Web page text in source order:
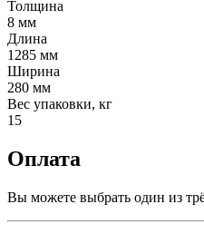
Толщина
8 мм
Длина
1285 мм
Ширина
280 мм
Вес упаковки, кг
15
Оплата
Вы можете выбрать один из